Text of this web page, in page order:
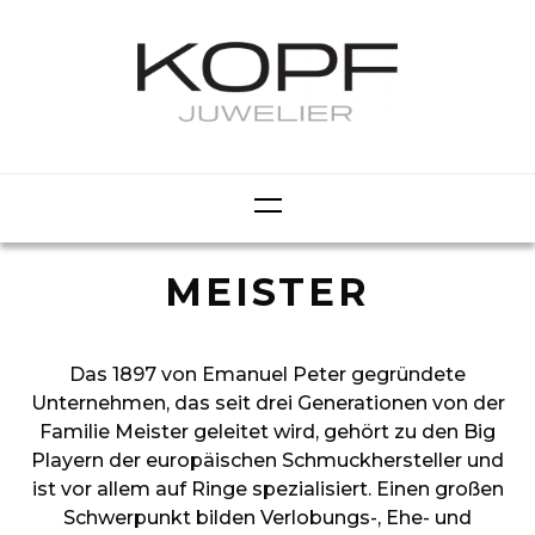
MEISTER
Das 1897 von Emanuel Peter gegründete
Unternehmen, das seit drei Generationen von der
Familie Meister geleitet wird, gehört zu den Big
Playern der europäischen Schmuckhersteller und
ist vor allem auf Ringe spezialisiert. Einen großen
Schwerpunkt bilden Verlobungs-, Ehe- und